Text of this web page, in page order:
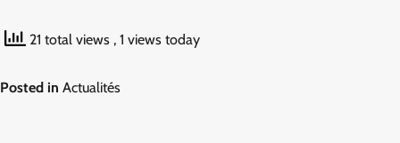
21 total views , 1 views today
Posted in Actualités